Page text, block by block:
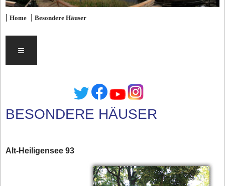
|Home |Besondere Häuser
≡
BESONDERE HÄUSER
Alt-Heiligensee 93